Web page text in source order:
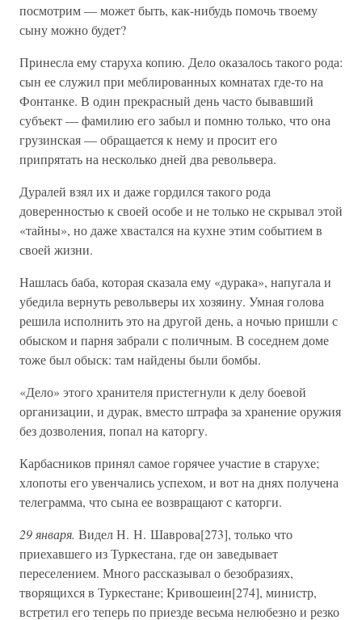
посмотрим — может быть, как-нибудь помочь твоему
сыну можно будет?
Принесла ему старуха копию. Дело оказалось такого рода:
сын ее служил при меблированных комнатах где-то на
Фонтанке. В один прекрасный день часто бывавший
субъект — фамилию его забыл и помню только, что она
грузинская — обращается к нему и просит его
припрятать на несколько дней два револьвера.
Дуралей взял их и даже гордился такого рода
доверенностью к своей особе и не только не скрывал этой
«тайны», но даже хвастался на кухне этим событием в
своей жизни.
Нашлась баба, которая сказала ему «дурака», напугала и
убедила вернуть револьверы их хозяину. Умная голова
решила исполнить это на другой день, а ночью пришли с
обыском и парня забрали с поличным. В соседнем доме
тоже был обыск: там найдены были бомбы.
«Дело» этого хранителя пристегнули к делу боевой
организации, и дурак, вместо штрафа за хранение оружия
без дозволения, попал на каторгу.
Карбасников принял самое горячее участие в старухе;
хлопоты его увенчались успехом, и вот на днях получена
телеграмма, что сына ее возвращают с каторги.
29 января. Видел Н. Н. Шаврова[273], только что
приехавшего из Туркестана, где он заведывает
переселением. Много рассказывал о безобразиях,
творящихся в Туркестане; Кривошеин[274], министр,
встретил его теперь по приезде весьма нелюбезно и резко